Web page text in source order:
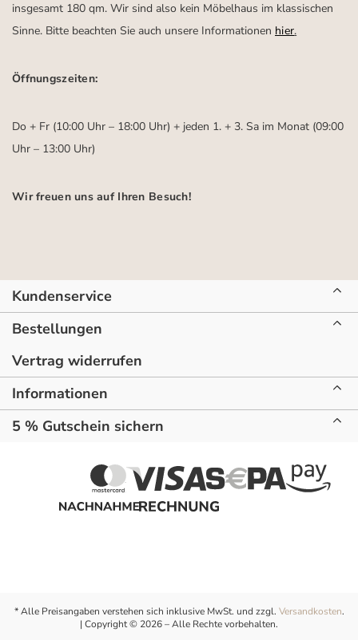
insgesamt 180 qm. Wir sind also kein Möbelhaus im klassischen
Sinne. Bitte beachten Sie auch unsere Informationen hier.
Öffnungszeiten:
Do + Fr (10:00 Uhr – 18:00 Uhr) + jeden 1. + 3. Sa im Monat (09:00
Uhr – 13:00 Uhr)
Wir freuen uns auf Ihren Besuch!
Kundenservice
Bestellungen
Vertrag widerrufen
Informationen
5 % Gutschein sichern
* Alle Preisangaben verstehen sich inklusive MwSt. und zzgl. Versandkosten.
| Copyright © 2026 – Alle Rechte vorbehalten.